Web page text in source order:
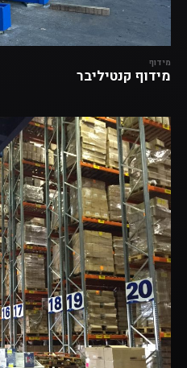
מידוף
מידוף קנטיליבר